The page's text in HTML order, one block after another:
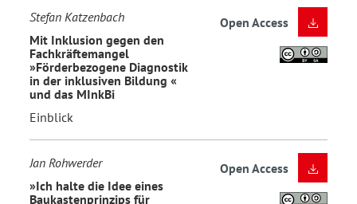
Stefan Katzenbach
Mit Inklusion gegen den
Fachkräftemangel
»Förderbezogene Diagnostik
in der inklusiven Bildung «
und das MInkBi
Einblick
Open Access
Jan Rohwerder
»Ich halte die Idee eines
Baukastenprinzips für
Open Access